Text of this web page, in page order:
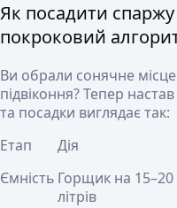
Як посадити
покроковий
Ви обрали сонячне
підвіконня? Тепер
та посадки виглядає так:
Етап
Дія
Ємність Горщик на 15–20
літрів